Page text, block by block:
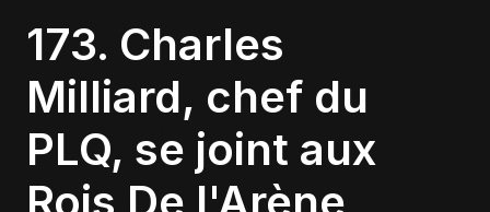
173. Charles
Milliard, chef du
PLQ, se joint aux